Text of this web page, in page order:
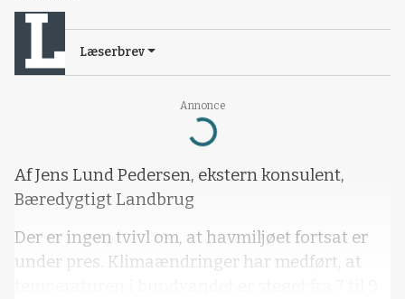
Annonce
Loading...
Læserbrev
Af Jens Lund Pedersen, ekstern konsulent,
Bæredygtigt Landbrug
Der er ingen tvivl om, at havmiljøet fortsat er
under pres. Klimaændringer har medført, at